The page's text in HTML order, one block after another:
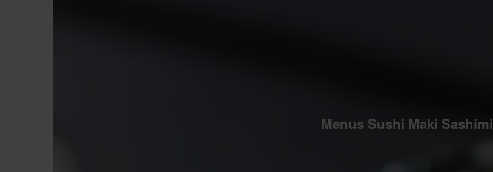
Menus Sushi Maki Sashimi